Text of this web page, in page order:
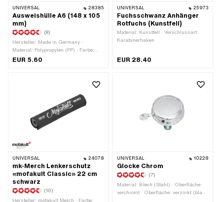
UNIVERSAL 28385
Ausweishülle A6 (148 x 105
mm)
(8)
Hersteller: Made in Germany ·
Material: Polypropylen (PP) · Farbe:
transparent · Breite: 148 mm ·
EUR 5.60
UNIVERSAL 25973
Fuchsschwanz Anhänger
Rotfuchs (Kunstfell)
Material: Kunstfell · Verschlussart:
Karabinerhaken
EUR 28.40
UNIVERSAL 24078
mk-Merch Lenkerschutz
«mofakult Classic» 22 cm
schwarz
(10)
Hersteller: mofakult Merch · Farbe:
UNIVERSAL 10228
Glocke Chrom
(7)
Material: Blech (Stahl) · Oberfläche:
verchromt · Oberfläche: verzinkt (blau)